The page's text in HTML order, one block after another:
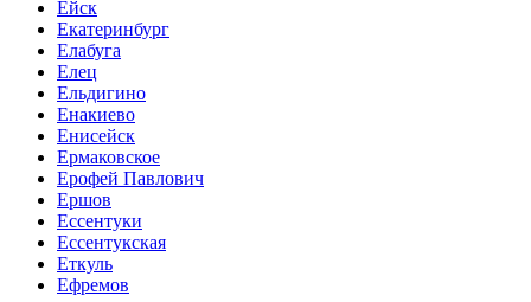
Ейск
Екатеринбург
Елабуга
Елец
Ельдигино
Енакиево
Енисейск
Ермаковское
Ерофей Павлович
Ершов
Ессентуки
Ессентукская
Еткуль
Ефремов